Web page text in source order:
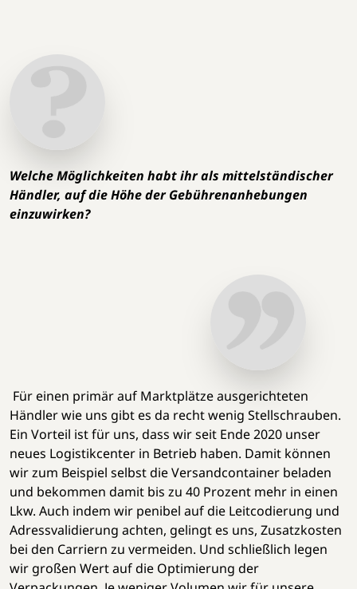
Welche Möglichkeiten habt ihr als mittelständischer
Händler, auf die Höhe der Gebührenanhebungen
einzuwirken?
Für einen primär auf Marktplätze ausgerichteten
Händler wie uns gibt es da recht wenig Stellschrauben.
Ein Vorteil ist für uns, dass wir seit Ende 2020 unser
neues Logistikcenter in Betrieb haben. Damit können
wir zum Beispiel selbst die Versandcontainer beladen
und bekommen damit bis zu 40 Prozent mehr in einen
Lkw. Auch indem wir penibel auf die Leitcodierung und
Adressvalidierung achten, gelingt es uns, Zusatzkosten
bei den Carriern zu vermeiden. Und schließlich legen
wir großen Wert auf die Optimierung der